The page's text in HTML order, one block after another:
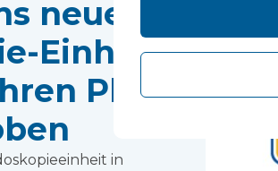
neue
Einheit
Platz
in